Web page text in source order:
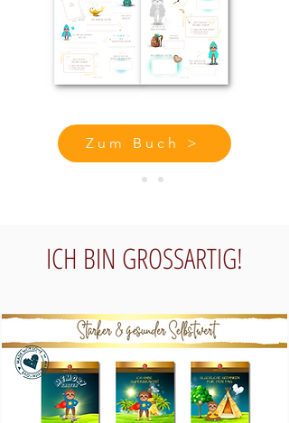
Zum Buch >
ICH BIN GROSSARTIG!